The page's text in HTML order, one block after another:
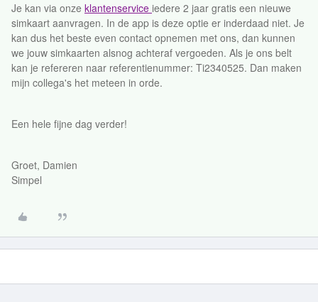
Je kan via onze klantenservice iedere 2 jaar gratis een nieuwe
simkaart aanvragen. In de app is deze optie er inderdaad niet. Je
kan dus het beste even contact opnemen met ons, dan kunnen
we jouw simkaarten alsnog achteraf vergoeden. Als je ons belt
kan je refereren naar referentienummer: Ti2340525. Dan maken
mijn collega's het meteen in orde.
Een hele fijne dag verder!
Groet, Damien
Simpel